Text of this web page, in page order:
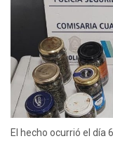
El hecho ocurrió el día